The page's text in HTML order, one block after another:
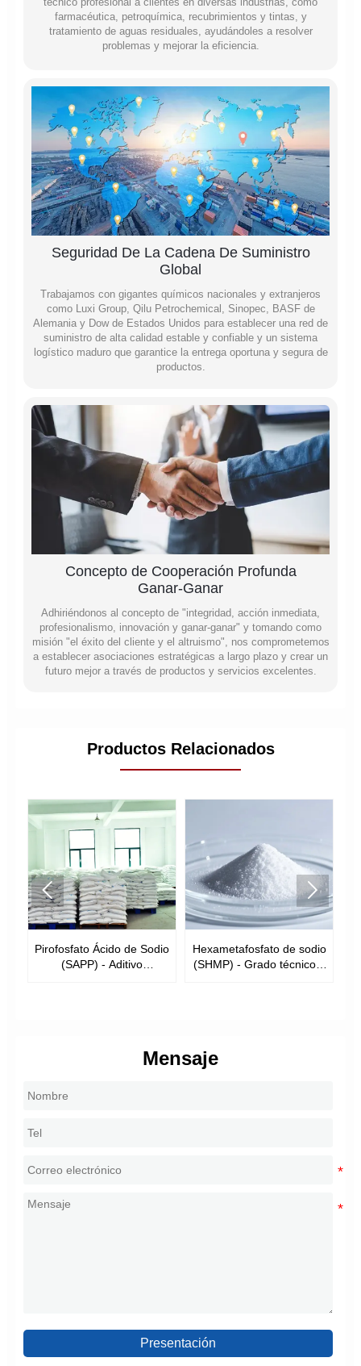
farmacéutica, petroquímica, recubrimientos y tintas, y
tratamiento de aguas residuales, ayudándoles a resolver
problemas y mejorar la eficiencia.
Seguridad De La Cadena De Suministro
Global
Trabajamos con gigantes químicos nacionales y extranjeros
como Luxi Group, Qilu Petrochemical, Sinopec, BASF de
Alemania y Dow de Estados Unidos para establecer una red de
suministro de alta calidad estable y confiable y un sistema
logístico maduro que garantice la entrega oportuna y segura de
productos.
Concepto de Cooperación Profunda
Ganar-Ganar
Adhiriéndonos al concepto de "integridad, acción inmediata,
profesionalismo, innovación y ganar-ganar" y tomando como
misión "el éxito del cliente y el altruismo", nos comprometemos
a establecer asociaciones estratégicas a largo plazo y crear un
futuro mejor a través de productos y servicios excelentes.
Productos Relacionados
Pirofosfato Ácido de Sodio
(SAPP) - Aditivo
Hexametafosfato de sodio
(SHMP) - Grado técnico y
 
Mensaje
Presentación